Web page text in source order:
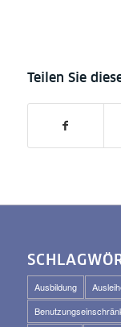
Ausbildung